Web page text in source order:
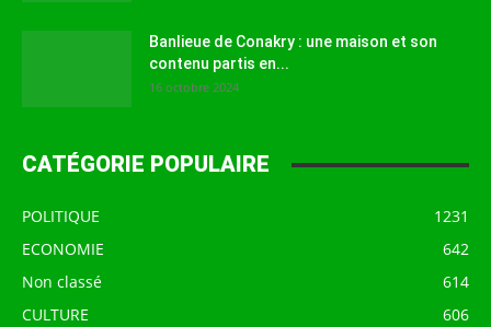
Banlieue de Conakry : une maison et son
contenu partis en...
16 octobre 2024
CATÉGORIE POPULAIRE
POLITIQUE
1231
ECONOMIE
642
Non classé
614
CULTURE
606